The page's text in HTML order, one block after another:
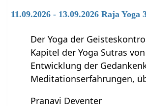
11.09.2026 - 13.09.2026 Raja Yoga
Der Yoga der
Kapitel der Yoga Sutras
Entwicklung der
Meditationserfahrungen,
Pranavi Deventer